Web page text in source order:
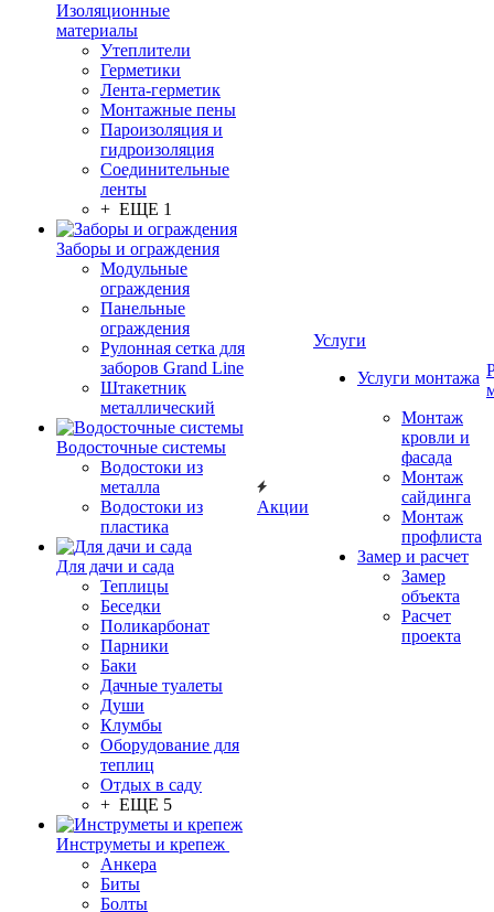
Изоляционные
материалы
Утеплители
Герметики
Лента-герметик
Монтажные пены
Пароизоляция и
гидроизоляция
Соединительные
ленты
+ ЕЩЕ 1
Заборы и ограждения
Модульные
ограждения
Панельные
ограждения
Рулонная сетка для
заборов Grand Line
Штакетник
металлический
Водосточные системы
Водостоки из
металла
Водостоки из
пластика
Для дачи и сада
Теплицы
Беседки
Поликарбонат
Парники
Баки
Дачные туалеты
Души
Клумбы
Оборудование для
теплиц
Отдых в саду
+ ЕЩЕ 5
Инструметы и крепеж
Анкера
Биты
Болты
Акции
Услуги
Услуги монтажа
Монтаж
кровли и
фасада
Монтаж
сайдинга
Монтаж
профлиста
Замер и расчет
Замер
объекта
Расчет
проекта